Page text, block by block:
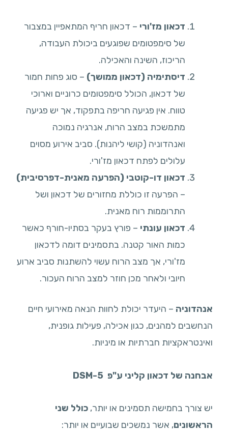
דכאון מז'ורי – דכאון חריף המתאפיין במצבור
של סימפטומים שפוגעים ביכולת העבודה,
הריכוז, השינה והאכילה.
דיסתימיה (דכאון ממושך) – סוג פחות חמור
של דכאון, הכולל סימפטומים כרוניים וארוכי
טווח. אין פגיעה חריפה בתפקוד, אך יש פגיעה
מתמשכת במצב הרוח, אנרגיה נמוכה
ואנהדוניה (קושי ליהנות). סביב אירוע מסוים
עלולים לפתח דכאון מז'ורי.
דכאון דו-קוטבי (הפרעה מאנית-דפרסיבית)
– הפרעה זו כוללת מחזורים של דכאון ושל
התרוממות רוח מאנית.
דכאון עונתי – פורץ בעקר בסתיו-חורף כאשר
כמות האור קטנה. בתסמינים דומה לדכאון
מז'ורי, אך מצב הרוח עשוי להשתנות סביב ארוע
חיובי ולאחר מכן חוזר למצב הרוח העכור.
אנהדוניה – היעדר יכולת לחוות הנאה מאירועי חיים
הנחשבים למהנים, כגון אכילה, פעילות גופנית,
ואינטראקציות חברתיות או מיניות.
אבחנה של דכאון קליני ע"פ
יש צורך בחמישה תסמינים או יותר, כולל שני
הראשונים, אשר נמשכים שבועיים או יותר: